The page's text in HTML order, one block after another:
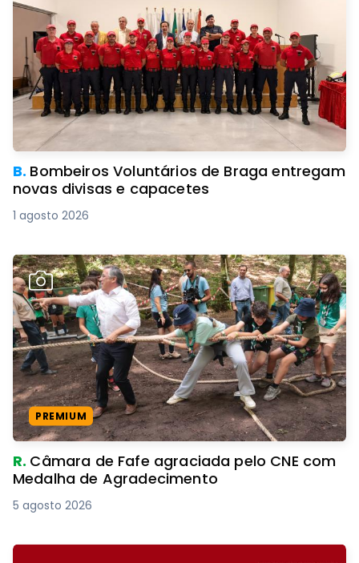
B. Bombeiros Voluntários de Braga entregam
novas divisas e capacetes
1 agosto 2026
PREMIUM
R. Câmara de Fafe agraciada pelo CNE com
Medalha de Agradecimento
5 agosto 2026